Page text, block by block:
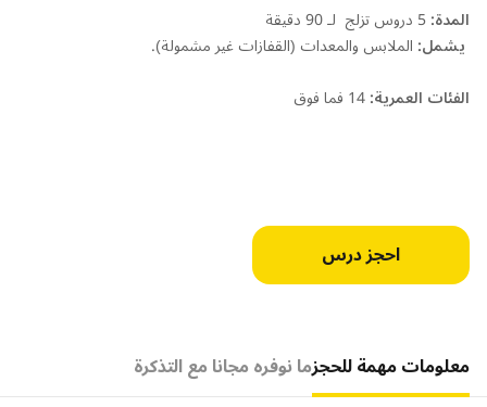
المدة:
يشمل: الملابس والمعدات (القفازات غير مشمولة).
الفئات العمرية:
احجز درس
معلومات مهمة للحجزما نوفره مجانا مع التذكرة